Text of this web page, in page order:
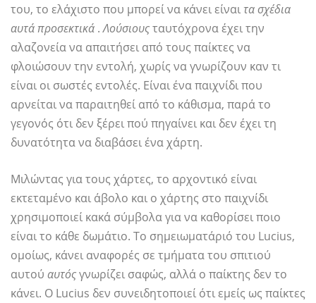
του, το ελάχιστο που μπορεί να κάνει είναι τα σχέδια
αυτά προσεκτικά .Λούσιουςταυτόχρονα έχει την
αλαζονεία να απαιτήσει από τους παίκτες να
φλοιώσουν την εντολή, χωρίς να γνωρίζουν καν τι
είναι οι σωστές εντολές. Είναι ένα παιχνίδι που
αρνείται να παραιτηθεί από το κάθισμα, παρά το
γεγονός ότι δεν ξέρει πού πηγαίνει και δεν έχει τη
δυνατότητα να διαβάσει ένα χάρτη.
Μιλώντας για τους χάρτες, το αρχοντικό είναι
εκτεταμένο και άβολο και ο χάρτης στο παιχνίδι
χρησιμοποιεί κακά σύμβολα για να καθορίσει ποιο
είναι το κάθε δωμάτιο. Το σημειωματάριό του Lucius,
ομοίως, κάνει αναφορές σε τμήματα του σπιτιού
αυτού αυτόςγνωρίζει σαφώς, αλλά ο παίκτης δεν το
κάνει. Ο Lucius δεν συνειδητοποιεί ότι εμείς ως παίκτες